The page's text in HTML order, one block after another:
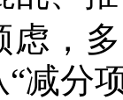
虑，
“减分